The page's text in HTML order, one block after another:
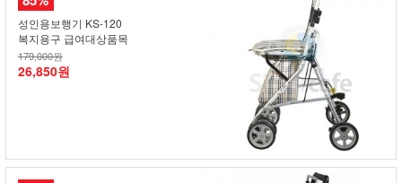
성인용보행기 KS-120
복지용구 급여대상품목
179,000원
26,850원